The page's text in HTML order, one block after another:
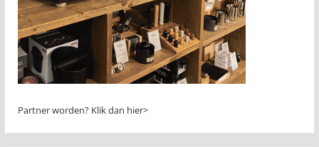
Partner worden? Klik dan hier>